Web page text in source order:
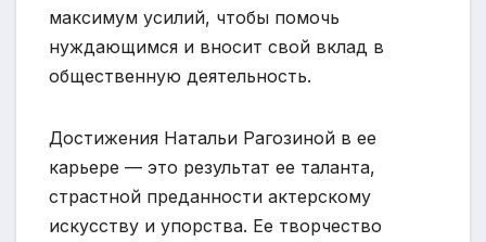
максимум усилий, чтобы помочь
нуждающимся и вносит свой вклад в
общественную деятельность.
Достижения Натальи Рагозиной в ее
карьере — это результат ее таланта,
страстной преданности актерскому
искусству и упорства. Ее творчество